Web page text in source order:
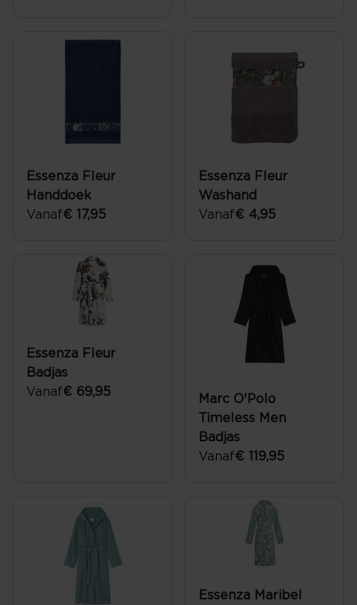
Essenza Fleur
Handdoek
Vanaf€ 17,95
Essenza Fleur
Washand
Vanaf€ 4,95
Essenza Fleur
Badjas
Vanaf€ 69,95
Marc O'Polo
Timeless Men
Badjas
Vanaf€ 119,95
Essenza Maribel